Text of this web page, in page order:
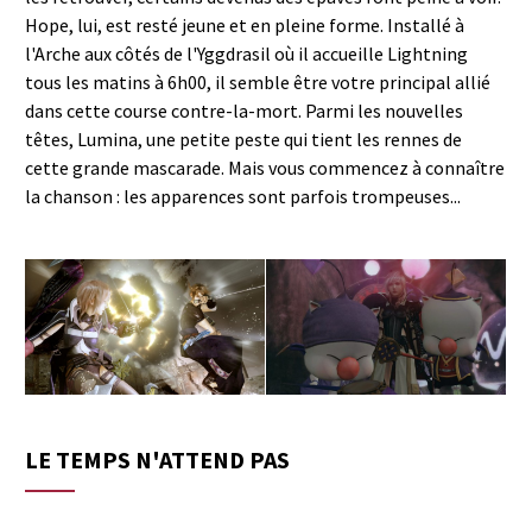
Hope, lui, est resté jeune et en pleine forme. Installé à
l'Arche aux côtés de l'Yggdrasil où il accueille Lightning
tous les matins à 6h00, il semble être votre principal allié
dans cette course contre-la-mort. Parmi les nouvelles
têtes, Lumina, une petite peste qui tient les rennes de
cette grande mascarade. Mais vous commencez à connaître
la chanson : les apparences sont parfois trompeuses...
LE TEMPS N'ATTEND PAS